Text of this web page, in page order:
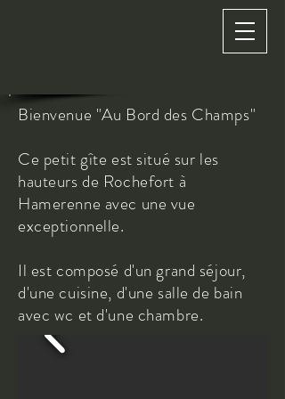
Bienvenue "Au Bord des Champs"
Ce petit gîte est situé sur les
hauteurs de Rochefort à
Hamerenne avec une vue
exceptionnelle.
Il est composé d'un grand séjour,
d'une cuisine, d'une salle de bain
avec wc et d'une chambre.